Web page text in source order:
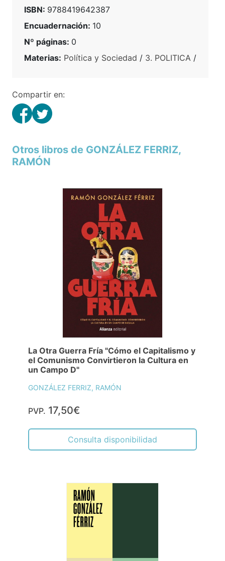
ISBN: 9788419642387
Encuadernación: 10
Nº páginas: 0
Materias: Política y Sociedad / 3. POLITICA /
Compartir en:
Otros libros de GONZÁLEZ FERRIZ,
RAMÓN
La Otra Guerra Fría "Cómo el Capitalismo y
el Comunismo Convirtieron la Cultura en
un Campo D"
GONZÁLEZ FERRIZ, RAMÓN
PVP. 17,50€
Consulta disponibilidad